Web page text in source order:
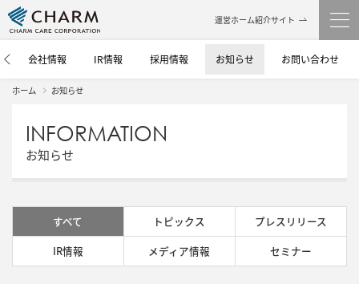
運営ホーム紹介サイト
会社情報 IR情報 採用情報 お知らせ お問い合わせ
ホーム お知らせ
INFORMATION
お知らせ
すべて トピックス
プレスリリース
IR情報
メディア情報 セミナー